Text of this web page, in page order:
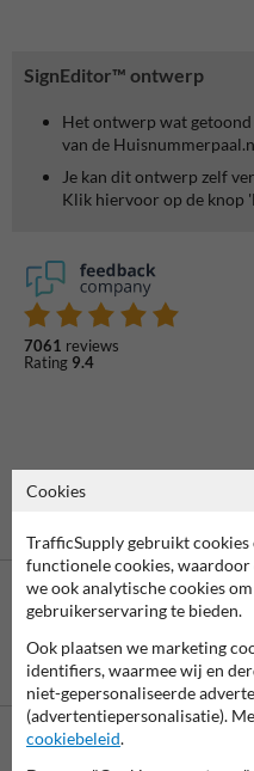
SignEditor™ ontwerp
Het ontwerp wat
van de
Je kan dit ontwerp zelf
Klik hiervoor op de knop
7061 reviews
Rating 9.4
Cookies
TrafficSupply gebruikt
functionele cookies, waardoor
we ook analytische cookies
gebruikerservaring te bieden.
Ook plaatsen we marketing
identifiers, waarmee wij en
niet-gepersonaliseerde
(advertentiepersonalisatie).
cookiebeleid.